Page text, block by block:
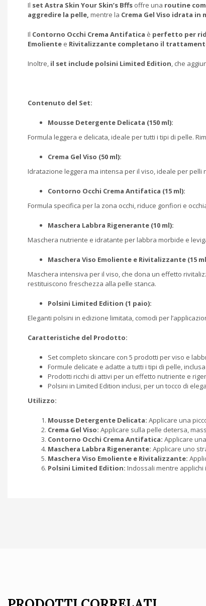
Il set Astra Skin Your Skin’s Bffs offre una routine
aggredire la pelle, mentre la Crema Gel Viso idrata in
Il Contorno Occhi Crema Antifatica è perfetto per
Emoliente e Rivitalizzante completano il
Inoltre, il set include polsini Limited Edition, che
Contenuto del Set:
Mousse Detergente Delicata (150 ml):
Formula leggera e delicata, ideale per tutti i tipi di pelle.
Crema Gel Viso (50 ml):
Idratazione leggera ma intensa per il viso, ideale per
Contorno Occhi Crema Antifatica (15 ml):
Formula specifica per la zona occhi, riduce gonfiori e
Maschera Labbra Rigenerante (10 ml):
Maschera nutriente e idratante per labbra morbide e
Maschera Viso Emoliente e Rivitalizzante (15
Maschera intensiva per il viso, che dona un effetto
restituiscono freschezza alla pelle stanca.
Polsini Limited Edition (1 paio):
Eleganti polsini in edizione limitata, comodi per
Caratteristiche del Prodotto:
Set completo skincare con 5 prodotti per viso e
Formule delicate e adatte a tutti i tipi di pelle,
Prodotti ricchi di attivi per un effetto nutriente e
Polsini in Limited Edition inclusi, per un tocco di
Utilizzo:
Mousse Detergente Delicata: Applicare una
Crema Gel Viso: Applicare sulla pelle detersa,
Contorno Occhi Crema Antifatica: Applicare
Maschera Labbra Rigenerante: Applicare uno
Maschera Viso Emoliente e Rivitalizzante:
Polsini Limited Edition: Indossali mentre